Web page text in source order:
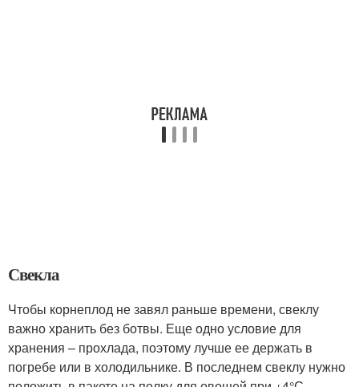
Свекла
Чтобы корнеплод не завял раньше времени, свеклу
важно хранить без ботвы. Еще одно условие для
хранения – прохлада, поэтому лучше ее держать в
погребе или в холодильнике. В последнем свеклу нужно